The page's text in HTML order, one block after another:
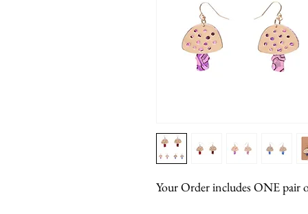
Your Order includes ONE pair